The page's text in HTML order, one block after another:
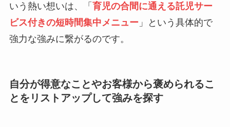
いう熱い想いは、「 育児の合間に通える託児サー
ビス付きの短時間集中メニュー 」という具体的で
強力な強みに繋がるのです。
自分が得意なことやお客様から褒められるこ
とをリストアップして強みを探す